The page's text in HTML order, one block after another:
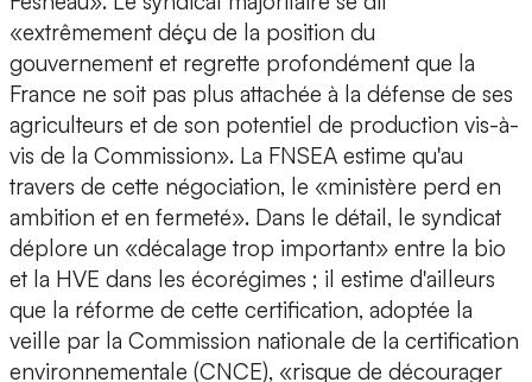
«extrêmement déçu de la position du
gouvernement et regrette profondément que la
France ne soit pas plus attachée à la défense de ses
agriculteurs et de son potentiel de production vis-à-
vis de la Commission». La FNSEA estime qu'au
travers de cette négociation, le «ministère perd en
ambition et en fermeté». Dans le détail, le syndicat
déplore un «décalage trop important» entre la bio
et la HVE dans les écorégimes ; il estime d'ailleurs
que la réforme de cette certification, adoptée la
veille par la Commission nationale de la certification
environnementale (CNCE), «risque de décourager